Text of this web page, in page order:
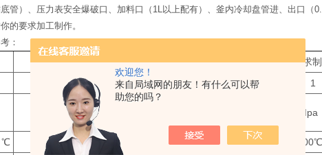
欢迎您！
来自局域网的朋友！有什么可以帮
助您的吗？
管）、压力表安全爆破口、加料口（1L以上配有）、釜内冷却盘管进、出口
的要求加工制作。
：
公称容积 L（可按客户要求制
0.25
0.5 1
10.0Mpa
℃
室温-300℃